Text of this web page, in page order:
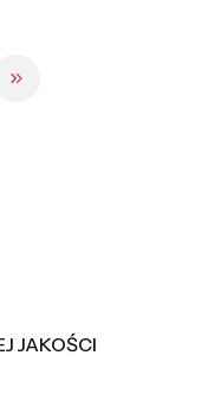
Przejdź do ostatniej
JAKOŚCI